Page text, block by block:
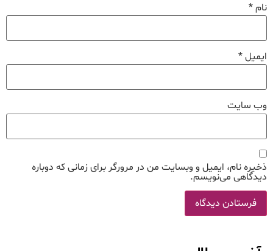
نام*
ایمیل*
وب‌ سایت
ذخیره نام، ایمیل و وبسایت من در مرورگر برای زمانی که دوباره
دیدگاهی می‌نویسم.